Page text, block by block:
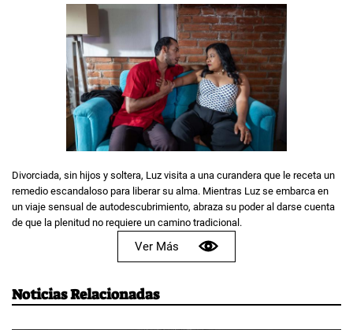
Divorciada, sin hijos y soltera, Luz visita a una curandera que le receta un
remedio escandaloso para liberar su alma. Mientras Luz se embarca en
un viaje sensual de autodescubrimiento, abraza su poder al darse cuenta
de que la plenitud no requiere un camino tradicional.
Ver Más
Noticias Relacionadas